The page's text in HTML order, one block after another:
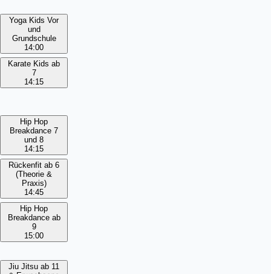
Yoga Kids Vor
und
Grundschule
14:00
Karate Kids ab
7
14:15
Hip Hop
Breakdance 7
und 8
14:15
Rückenfit ab 6
(Theorie &
Praxis)
14:45
Hip Hop
Breakdance ab
9
15:00
Jiu Jitsu ab 11